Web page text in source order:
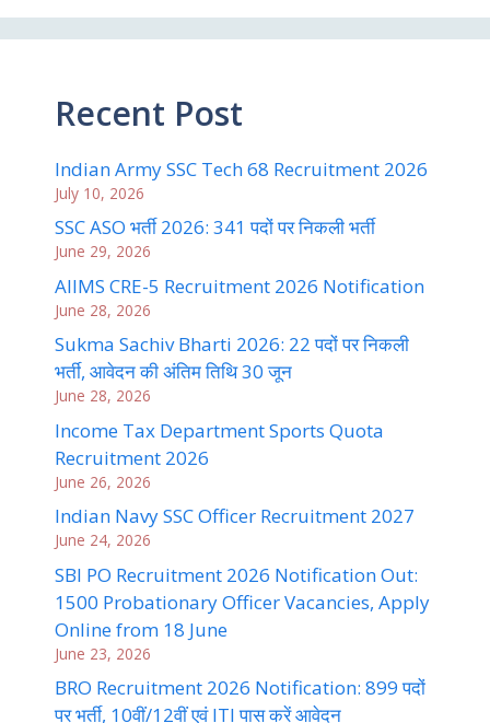
Recent Post
Indian Army SSC Tech 68 Recruitment 2026
July 10, 2026
SSC ASO भर्ती 2026: 341 पदों पर निकली भर्ती
June 29, 2026
AIIMS CRE-5 Recruitment 2026 Notification
June 28, 2026
Sukma Sachiv Bharti 2026: 22 पदों पर निकली
भर्ती, आवेदन की अंतिम तिथि 30 जून
June 28, 2026
Income Tax Department Sports Quota
Recruitment 2026
June 26, 2026
Indian Navy SSC Officer Recruitment 2027
June 24, 2026
SBI PO Recruitment 2026 Notification Out:
1500 Probationary Officer Vacancies, Apply
Online from 18 June
June 23, 2026
BRO Recruitment 2026 Notification: 899 पदों
पर भर्ती, 10वीं/12वीं एवं ITI पास करें आवेदन